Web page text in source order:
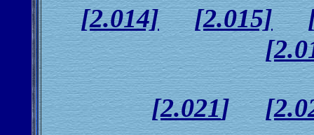
[2.014]
[2.015]
[
[2.021] [